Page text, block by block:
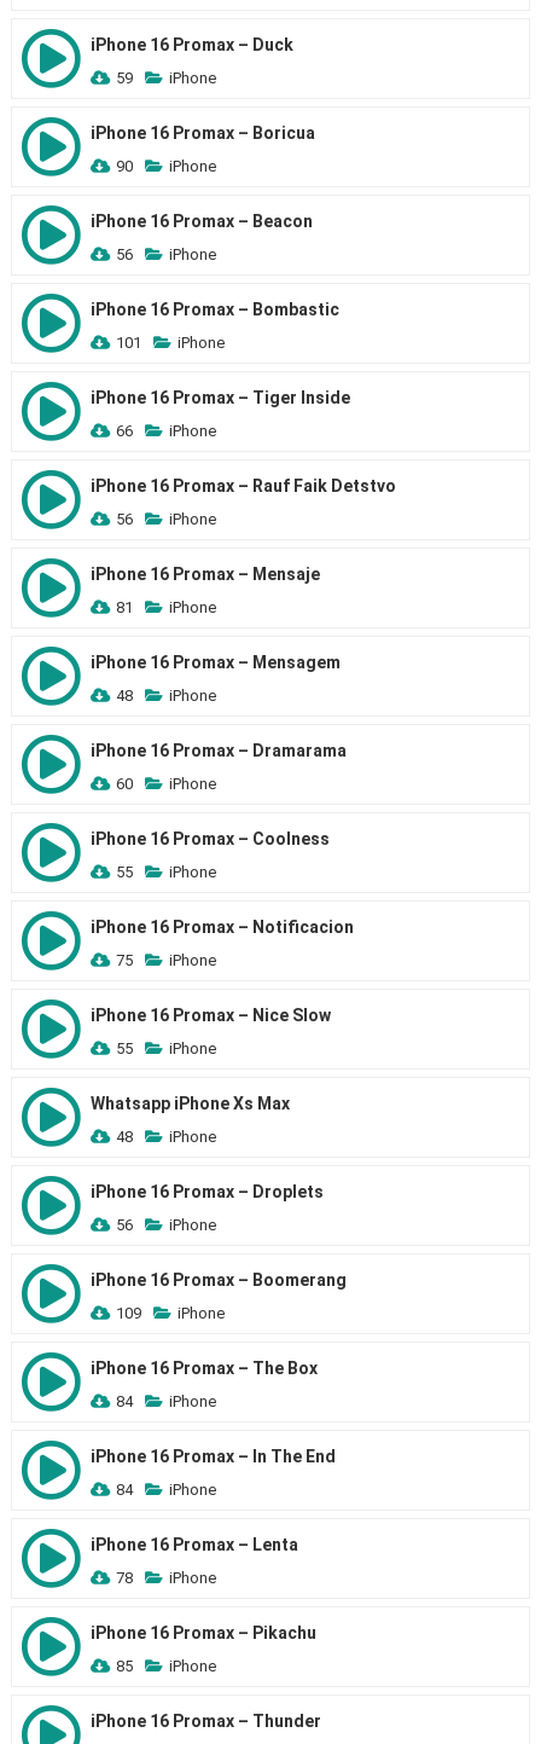
iPhone 16 Promax – Duck
59 iPhone
iPhone 16 Promax – Boricua
90 iPhone
iPhone 16 Promax – Beacon
56 iPhone
iPhone 16 Promax – Bombastic
101 iPhone
iPhone 16 Promax – Tiger Inside
66 iPhone
iPhone 16 Promax – Rauf Faik Detstvo
56 iPhone
iPhone 16 Promax – Mensaje
81 iPhone
iPhone 16 Promax – Mensagem
48 iPhone
iPhone 16 Promax – Dramarama
60 iPhone
iPhone 16 Promax – Coolness
55 iPhone
iPhone 16 Promax – Notificacion
75 iPhone
iPhone 16 Promax – Nice Slow
55 iPhone
Whatsapp iPhone Xs Max
48 iPhone
iPhone 16 Promax – Droplets
56 iPhone
iPhone 16 Promax – Boomerang
109 iPhone
iPhone 16 Promax – The Box
84 iPhone
iPhone 16 Promax – In The End
84 iPhone
iPhone 16 Promax – Lenta
78 iPhone
iPhone 16 Promax – Pikachu
85 iPhone
iPhone 16 Promax – Thunder